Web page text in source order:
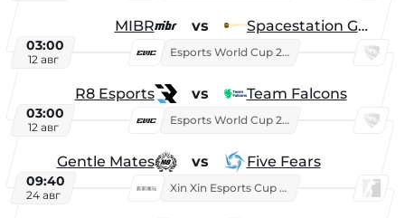
MIBR vs Spacestation Gaming
03:00
12 авг
Esports World Cup 2026
R8 Esports vs Team Falcons
03:00
12 авг
Esports World Cup 2026
Gentle Mates vs Five Fears
09:40
24 авг
Xin Xin Esports Cup 2025